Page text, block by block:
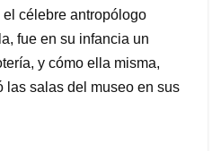
célebre antropólogo
fue en su infancia un
y cómo ella misma,
las salas del museo en sus